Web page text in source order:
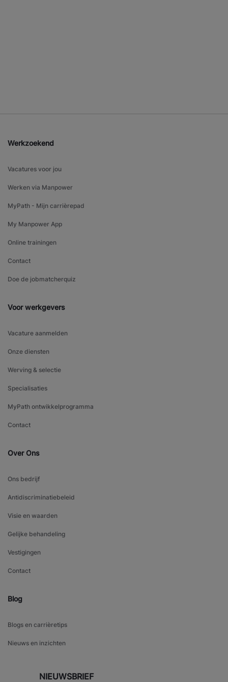
Werkzoekend
Vacatures voor jou
Werken via Manpower
MyPath - Mijn carrièrepad
My Manpower App
Online trainingen
Contact
Doe de jobmatcherquiz
Voor werkgevers
Vacature aanmelden
Onze diensten
Werving & selectie
Specialisaties
MyPath ontwikkelprogramma
Contact
Over Ons
Ons bedrijf
Antidiscriminatiebeleid
Visie en waarden
Gelijke behandeling
Vestigingen
Contact
Blog
Blogs en carrièretips
Nieuws en inzichten
NIEUWSBRIEF